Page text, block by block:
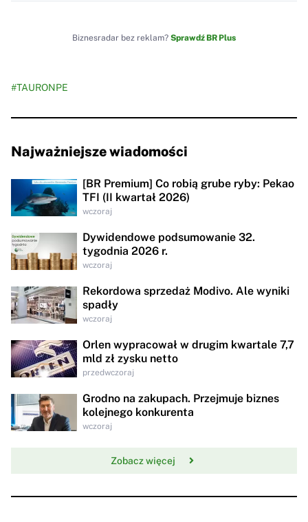
Biznesradar bez reklam? Sprawdź BR Plus
#TAURONPE
Najważniejsze wiadomości
[BR Premium] Co robią grube ryby: Pekao
TFI (II kwartał 2026)
wczoraj
Dywidendowe podsumowanie 32.
tygodnia 2026 r.
wczoraj
Rekordowa sprzedaż Modivo. Ale wyniki
spadły
wczoraj
Orlen wypracował w drugim kwartale 7,7
mld zł zysku netto
przedwczoraj
Grodno na zakupach. Przejmuje biznes
kolejnego konkurenta
wczoraj
Zobacz więcej